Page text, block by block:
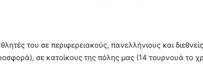
του σε περιφερειακούς, πανελλήνιους και
σε κατοίκους της πόλης μας (14 τουρνουά το